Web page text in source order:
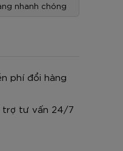
nhanh chóng
phí đổi hàng
trợ tư vấn 24/7